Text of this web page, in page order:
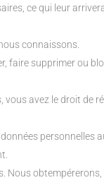
ce qui leur
connaissons.
faire supprimer ou
avez le droit de
personnelles
Nous